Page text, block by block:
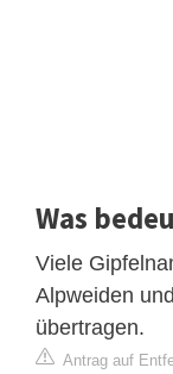
Was
Viele
Alpweiden
übertragen.
Antrag auf